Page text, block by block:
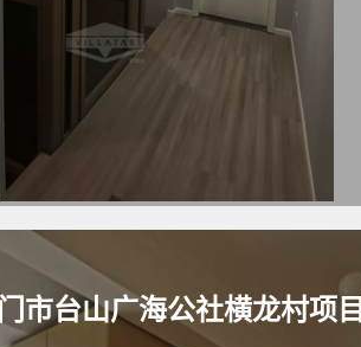
市台山广海公社横龙村项目